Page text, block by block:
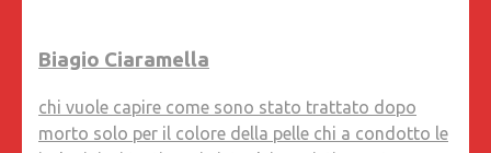
Biagio Ciaramella
chi vuole capire come sono stato trattato dopo
morto solo per il colore della pelle chi a condotto le